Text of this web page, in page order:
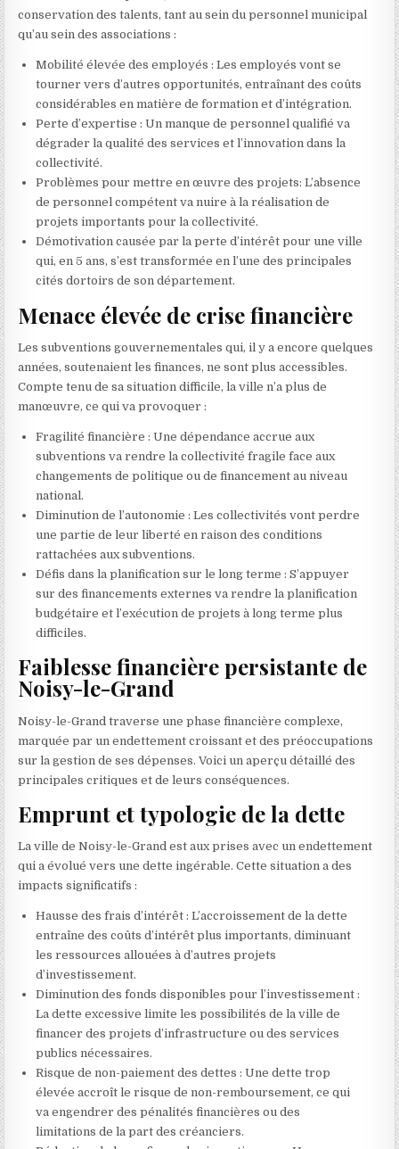
conservation des talents, tant au sein du personnel municipal
qu’au sein des associations :
Mobilité élevée des employés : Les employés vont se
tourner vers d’autres opportunités, entraînant des coûts
considérables en matière de formation et d’intégration.
Perte d’expertise : Un manque de personnel qualifié va
dégrader la qualité des services et l’innovation dans la
collectivité.
Problèmes pour mettre en œuvre des projets: L’absence
de personnel compétent va nuire à la réalisation de
projets importants pour la collectivité.
Démotivation causée par la perte d’intérêt pour une ville
qui, en 5 ans, s’est transformée en l’une des principales
cités dortoirs de son département.
Menace élevée de crise financière
Les subventions gouvernementales qui, il y a encore quelques
années, soutenaient les finances, ne sont plus accessibles.
Compte tenu de sa situation difficile, la ville n’a plus de
manœuvre, ce qui va provoquer :
Fragilité financière : Une dépendance accrue aux
subventions va rendre la collectivité fragile face aux
changements de politique ou de financement au niveau
national.
Diminution de l’autonomie : Les collectivités vont perdre
une partie de leur liberté en raison des conditions
rattachées aux subventions.
Défis dans la planification sur le long terme : S’appuyer
sur des financements externes va rendre la planification
budgétaire et l’exécution de projets à long terme plus
difficiles.
Faiblesse financière persistante de
Noisy-le-Grand
Noisy-le-Grand traverse une phase financière complexe,
marquée par un endettement croissant et des préoccupations
sur la gestion de ses dépenses. Voici un aperçu détaillé des
principales critiques et de leurs conséquences.
Emprunt et typologie de la dette
La ville de Noisy-le-Grand est aux prises avec un endettement
qui a évolué vers une dette ingérable. Cette situation a des
impacts significatifs :
Hausse des frais d’intérêt : L’accroissement de la dette
entraîne des coûts d’intérêt plus importants, diminuant
les ressources allouées à d’autres projets
d’investissement.
Diminution des fonds disponibles pour l’investissement :
La dette excessive limite les possibilités de la ville de
financer des projets d’infrastructure ou des services
publics nécessaires.
Risque de non-paiement des dettes : Une dette trop
élevée accroît le risque de non-remboursement, ce qui
va engendrer des pénalités financières ou des
limitations de la part des créanciers.